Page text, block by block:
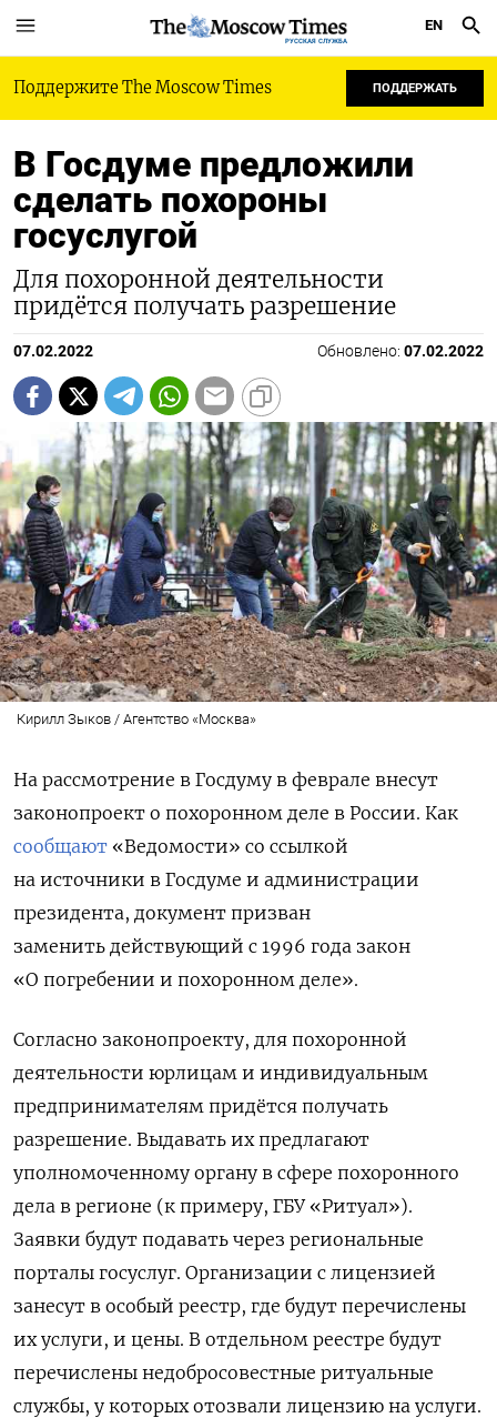
РУССКАЯ СЛУЖБА
EN
Поддержите The Moscow Times ПОДДЕРЖАТЬ
В Госдуме предложили
сделать похороны
госуслугой
Для похоронной деятельности
придётся получать разрешение
07.02.2022 Обновлено: 07.02.2022
Кирилл Зыков / Агентство «Москва»
На рассмотрение в Госдуму в феврале внесут
законопроект о похоронном деле в России. Как
сообщают «Ведомости» со ссылкой
на источники в Госдуме и администрации
президента, документ призван
заменить действующий с 1996 года закон
«О погребении и похоронном деле».
Согласно законопроекту, для похоронной
деятельности юрлицам и индивидуальным
предпринимателям придётся получать
разрешение. Выдавать их предлагают
уполномоченному органу в сфере похоронного
дела в регионе (к примеру, ГБУ «Ритуал»).
Заявки будут подавать через региональные
порталы госуслуг. Организации с лицензией
занесут в особый реестр, где будут перечислены
их услуги, и цены. В отдельном реестре будут
перечислены недобросовестные ритуальные
службы, у которых отозвали лицензию на услуги.